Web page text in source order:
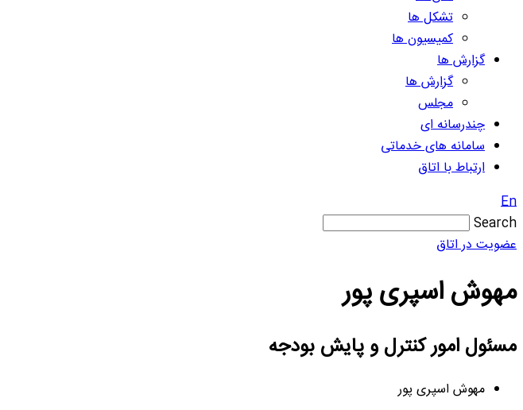
تشکل ها
کمیسیون ها
گزارش ها
گزارش ها
مجلس
چندرسانه ای
سامانه های خدماتی
ارتباط با اتاق
En
Search
عضویت در اتاق
مهوش اسپری پور
مسئول امور کنترل و پایش بودجه
مهوش اسپری پور